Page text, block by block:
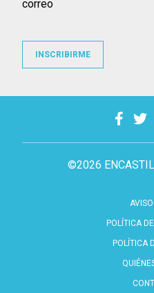
©2026
POLÍTICA
POLÍTICA
correo
INSCRIBIRME